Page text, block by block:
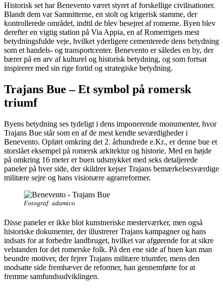
Historisk set har Benevento været styret af forskellige civilisationer.
Blandt dem var Samnitterne, en stolt og krigerisk stamme, der
kontrollerede området, indtil de blev besejret af romerne. Byen blev
derefter en vigtig station på Via Appia, en af Romerrigets mest
betydningsfulde veje, hvilket yderligere cementerede dens betydning
som et handels- og transportcenter. Benevento er således en by, der
bærer på en arv af kulturel og historisk betydning, og som fortsat
inspirerer med sin rige fortid og strategiske betydning.
Trajans Bue – Et symbol på romersk
triumf
Byens betydning ses tydeligt i dens imponerende monumenter, hvor
Trajans Bue står som en af de mest kendte seværdigheder i
Benevento. Opført omkring det 2. århundrede e.Kr., er denne bue et
storslået eksempel på romersk arkitektur og historie. Med en højde
på omkring 16 meter er buen udsmykket med seks detaljerede
paneler på hver side, der skildrer kejser Trajans bemærkelsesværdige
militære sejre og hans visionære agrarreformer.
Fotograf: adamico
Disse paneler er ikke blot kunstneriske mesterværker, men også
historiske dokumenter, der illustrerer Trajans kampagner og hans
indsats for at forbedre landbruget, hvilket var afgørende for at sikre
velstanden for det romerske folk. På den ene side af buen kan man
beundre motiver, der fejrer Trajans militære triumfer, mens den
modsatte side fremhæver de reformer, han gennemførte for at
fremme samfundsudviklingen.